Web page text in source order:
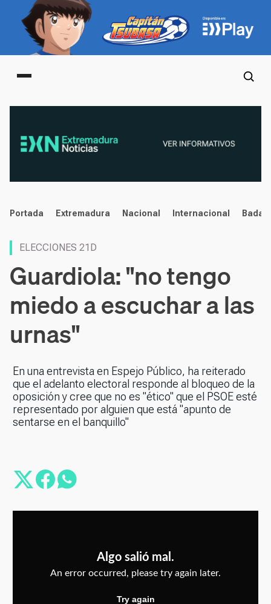
Main menu
noticias
Portada Extremadura Nacional Internacional
ELECCIONES 21D
Guardiola: "no tengo
miedo a escuchar a las
urnas"
En una entrevista en Espejo Público, ha reiterado
que el adelanto electoral responde al bloqueo de la
oposición y cree que no es "ético" que el PSOE esté
representado por alguien que está "apunto de
sentarse en el banquillo"